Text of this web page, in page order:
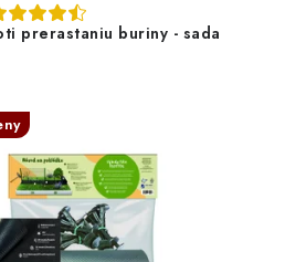
prerastaniu buriny - sada